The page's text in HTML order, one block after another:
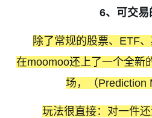
6、可交
除了常规的股票、 ETF
在moomoo还上了一个全新
场，（Prediction
玩法很直接：对一件